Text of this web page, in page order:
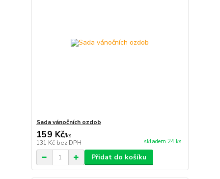
Sada vánočních ozdob
159 Kč/ks
131 Kč bez DPH skladem 24 ks
Přidat do košíku